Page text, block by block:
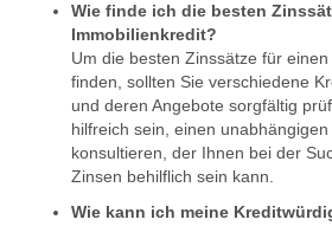
Wie finde ich die besten
Immobilienkredit?
Um die besten Zinssätze für
finden, sollten Sie verschiedene
und deren Angebote sorgfältig
hilfreich sein, einen
konsultieren, der Ihnen bei der
Zinsen behilflich sein kann.
Wie kann ich meine